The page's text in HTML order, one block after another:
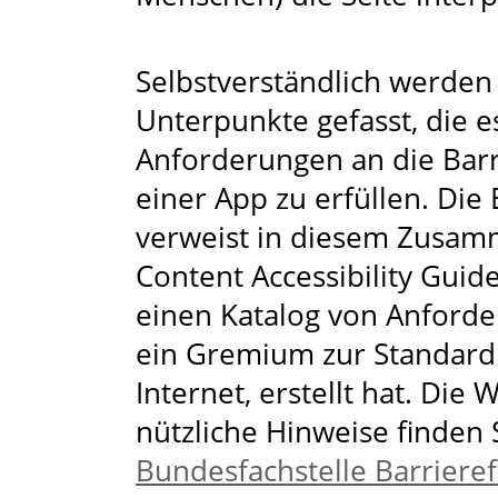
Selbstverständlich
Unterpunkte gefasst, die
Anforderungen an die
einer App zu erfüllen. Die
verweist in diesem
Content Accessibility
einen Katalog von
ein Gremium zur
Internet, erstellt hat. Die
nützliche Hinweise finden
Bundesfachstelle